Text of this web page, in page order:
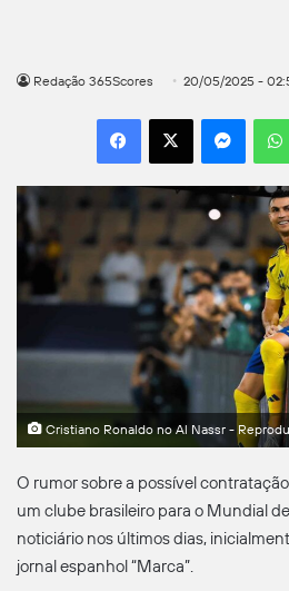
Redação 365Scores 20/05/2025 -
Facebook
X
Cristiano Ronaldo no Al Nassr -
O rumor sobre a possível
um clube brasileiro para o Mundial
noticiário nos últimos dias,
jornal espanhol “Marca”.